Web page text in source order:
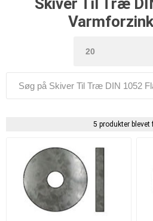
Skiver Til Træ
5 produkter blevet